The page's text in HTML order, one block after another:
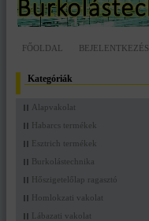
FŐOLDAL BEJELENTKEZÉS
Kategóriák
Alapvakolat
Habarcs termékek
Esztrich termékek
Burkolástechnika
Hőszigetelőlap ragasztó
Homlokzati vakolat
Lábazati vakolat